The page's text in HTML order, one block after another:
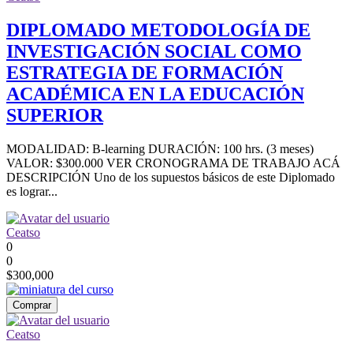
DIPLOMADO METODOLOGÍA DE
INVESTIGACIÓN SOCIAL COMO
ESTRATEGIA DE FORMACIÓN
ACADÉMICA EN LA EDUCACIÓN
SUPERIOR
MODALIDAD: B-learning DURACIÓN: 100 hrs. (3 meses)
VALOR: $300.000 VER CRONOGRAMA DE TRABAJO ACÁ
DESCRIPCIÓN Uno de los supuestos básicos de este Diplomado
es lograr...
Ceatso
0
0
$300,000
Comprar
Ceatso